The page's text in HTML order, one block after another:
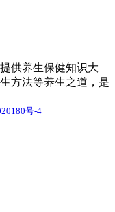
供养生保健知识大
方法等养生之道，是
号-4